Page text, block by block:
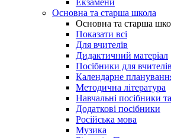
Екзамени
Основна та старша школа
Основна та старша
Показати всі
Для вчителів
Дидактичний матеріал
Посібники для вчителів
Календарне
Методична література
Навчальні посібники
Додаткові посібники
Російська мова
Музика